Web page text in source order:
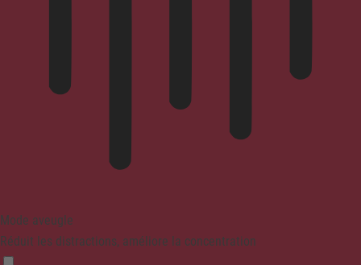
Mode aveugle
Réduit les distractions, améliore la concentration